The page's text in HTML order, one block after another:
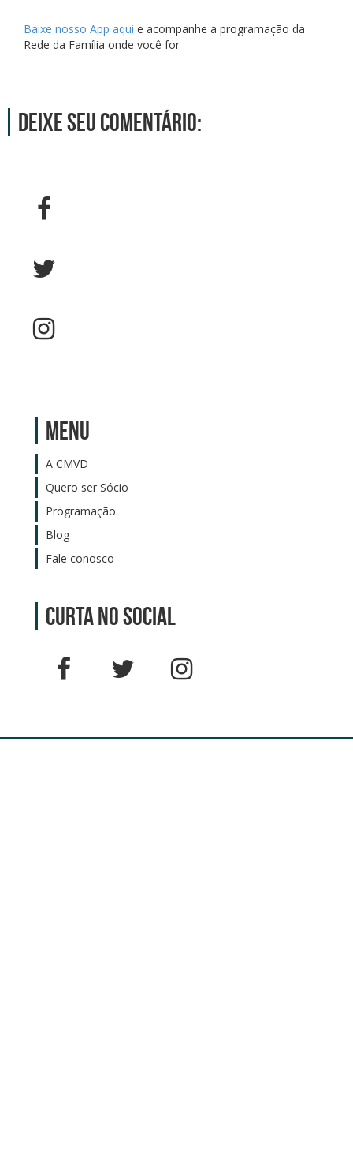
Baixe nosso App aqui e acompanhe a programação da
Rede da Família onde você for
Deixe seu comentário:
Menu
A CMVD
Quero ser Sócio
Programação
Blog
Fale conosco
Curta no social